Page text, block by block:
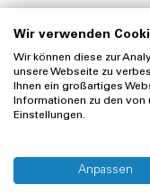
Wir verwenden
Wir können diese zur
unsere Webseite zu
Ihnen ein großartiges
Informationen zu den
Einstellungen.
Anpassen